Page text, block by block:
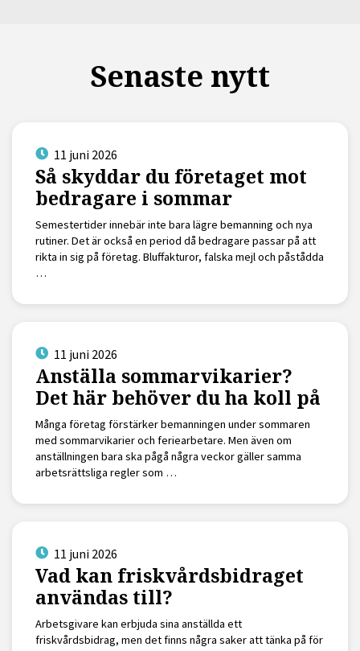
Senaste nytt
11 juni 2026
Så skyddar du företaget mot
bedragare i sommar
Semestertider innebär inte bara lägre bemanning och nya
rutiner. Det är också en period då bedragare passar på att
rikta in sig på företag. Bluffakturor, falska mejl och påstådda
…
11 juni 2026
Anställa sommarvikarier?
Det här behöver du ha koll på
Många företag förstärker bemanningen under sommaren
med sommarvikarier och feriearbetare. Men även om
anställningen bara ska pågå några veckor gäller samma
arbetsrättsliga regler som …
11 juni 2026
Vad kan friskvårdsbidraget
användas till?
Arbetsgivare kan erbjuda sina anställda ett
friskvårdsbidrag, men det finns några saker att tänka på för